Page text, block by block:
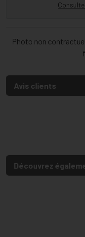
Photo non
Avis clients
Découvrez